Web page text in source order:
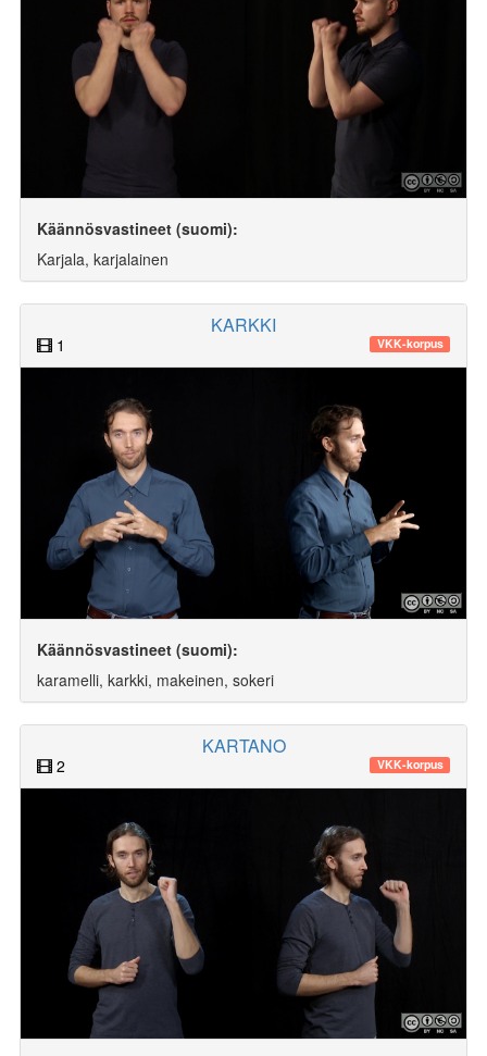
Käännösvastineet (suomi):
Karjala, karjalainen
KARKKI
1 VKK-korpus
Käännösvastineet (suomi):
karamelli, karkki, makeinen, sokeri
KARTANO
2 VKK-korpus